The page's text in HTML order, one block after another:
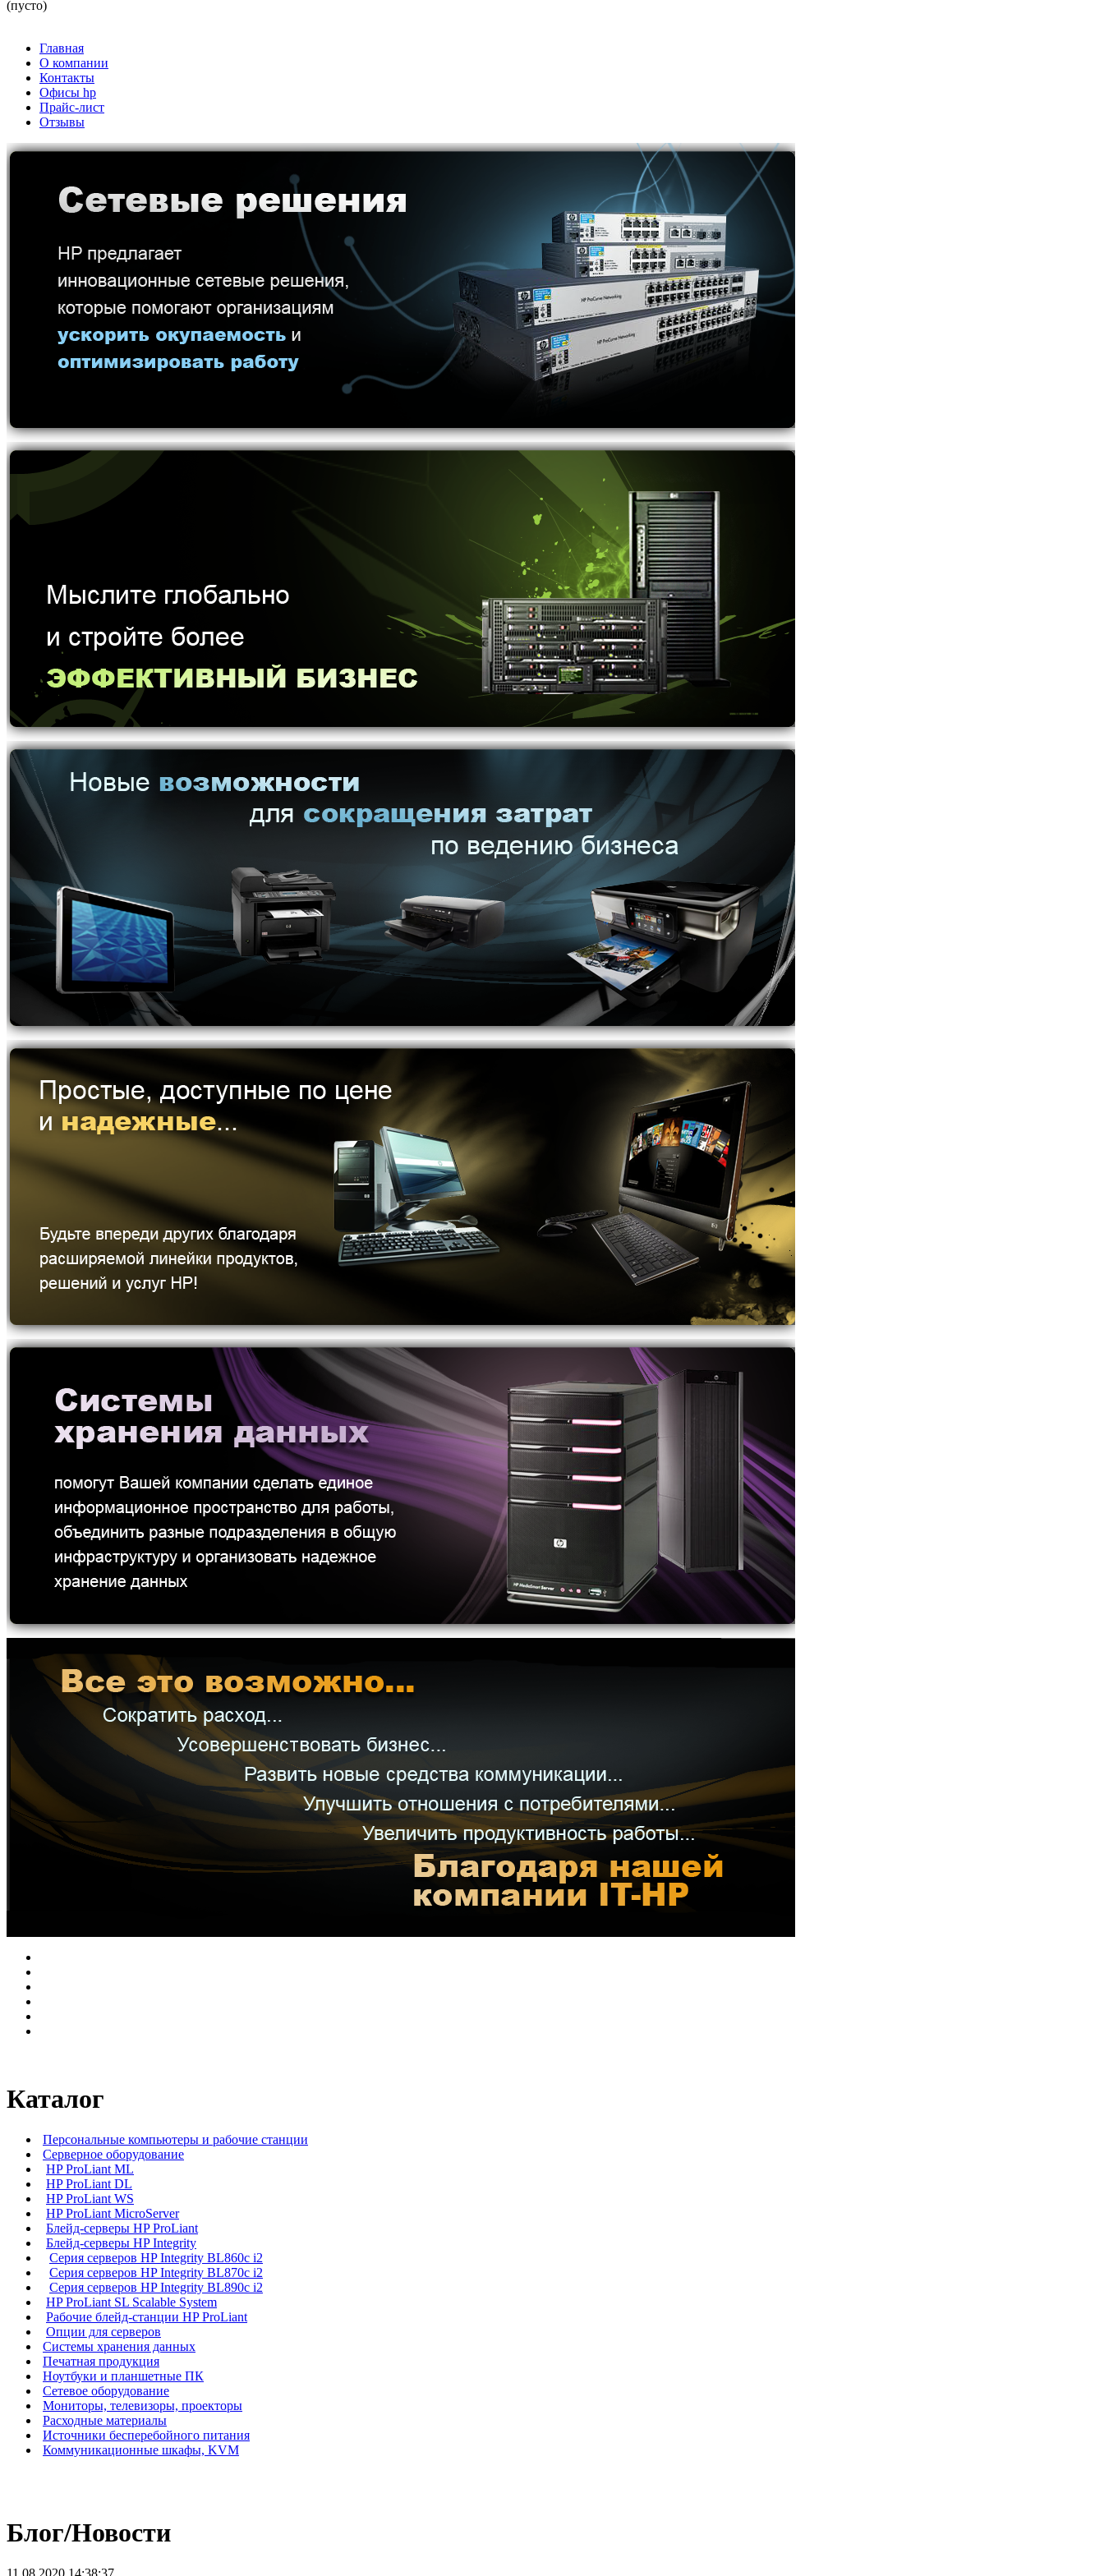
(пусто)
Главная
О компании
Контакты
Офисы hp
Прайс-лист
Отзывы
Каталог
Персональные компьютеры и рабочие станции
Серверное оборудование
HP ProLiant ML
HP ProLiant DL
HP ProLiant WS
HP ProLiant MicroServer
Блейд-серверы HP ProLiant
Блейд-серверы HP Integrity
Серия серверов HP Integrity BL860c i2
Серия серверов HP Integrity BL870c i2
Серия серверов HP Integrity BL890c i2
HP ProLiant SL Scalable System
Рабочие блейд-станции HP ProLiant
Опции для серверов
Системы хранения данных
Печатная продукция
Ноутбуки и планшетные ПК
Сетевое оборудование
Мониторы, телевизоры, проекторы
Расходные материалы
Источники бесперебойного питания
Коммуникационные шкафы, KVM
Блог/Новости
11.08.2020 14:38:37